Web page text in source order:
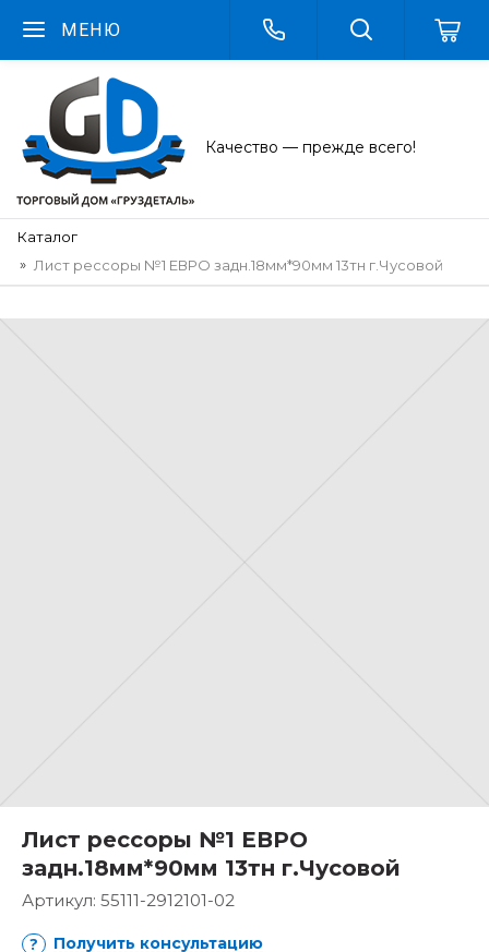
МЕНЮ
Качество — прежде всего!
Каталог
Лист рессоры №1 ЕВРО задн.18мм*90мм 13тн г.Чусовой
Лист рессоры №1 ЕВРО
задн.18мм*90мм 13тн г.Чусовой
Артикул: 55111-2912101-02
Получить консультацию